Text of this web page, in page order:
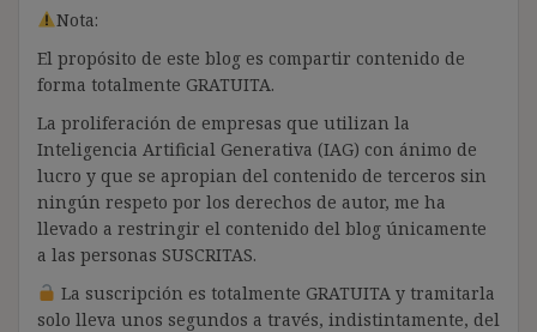
Nota:
El propósito de este blog es compartir contenido de
forma totalmente GRATUITA.
La proliferación de empresas que utilizan la
Inteligencia Artificial Generativa (IAG) con ánimo de
lucro y que se apropian del contenido de terceros sin
ningún respeto por los derechos de autor, me ha
llevado a restringir el contenido del blog únicamente
a las personas SUSCRITAS.
La suscripción es totalmente GRATUITA y tramitarla
solo lleva unos segundos a través, indistintamente, del